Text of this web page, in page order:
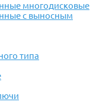
многодисковые
с выносным
типа